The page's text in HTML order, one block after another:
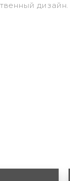
дизайн.